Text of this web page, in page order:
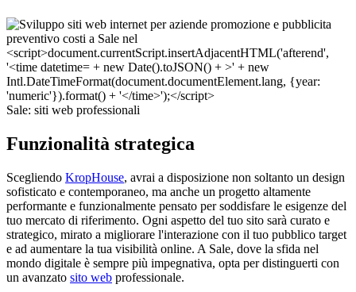
Sale: siti web professionali
Funzionalità strategica
Scegliendo KropHouse, avrai a disposizione non soltanto un design
sofisticato e contemporaneo, ma anche un progetto altamente
performante e funzionalmente pensato per soddisfare le esigenze del
tuo mercato di riferimento. Ogni aspetto del tuo sito sarà curato e
strategico, mirato a migliorare l'interazione con il tuo pubblico target
e ad aumentare la tua visibilità online. A Sale, dove la sfida nel
mondo digitale è sempre più impegnativa, opta per distinguerti con
un avanzato sito web professionale.